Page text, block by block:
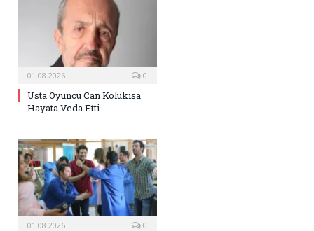
01.08.2026 0
Usta Oyuncu Can Kolukısa
Hayata Veda Etti
01.08.2026 0